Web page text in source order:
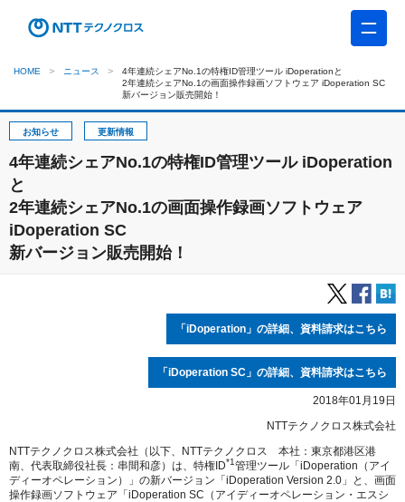
HOME ニュース
4年連続シェアNo.1の特権ID管理ツール iDoperationと
2年連続シェアNo.1の画面操作録画ソフトウェア iDoperation SC
新バージョン販売開始！
お知らせ 更新情報
4年連続シェアNo.1の特権ID管理ツール iDoperation
と
2年連続シェアNo.1の画面操作録画ソフトウェア
iDoperation SC
新バージョン販売開始！
「iDoperation」の詳細、資料請求はこちら
「iDoperation SC」の詳細、資料請求はこちら
2018年01月19日
NTTテクノクロス株式会社
NTTテクノクロス株式会社（以下、NTTテクノクロス 本社：東京都港区港
南、代表取締役社長：串間和彦）は、特権ID*1管理ツール「iDoperation（アイ
ディーオペレーション）」の新バージョン「iDoperation Version 2.0」と、画面
操作録画ソフトウェア「iDoperation SC（アイディーオペレーション・エスシ